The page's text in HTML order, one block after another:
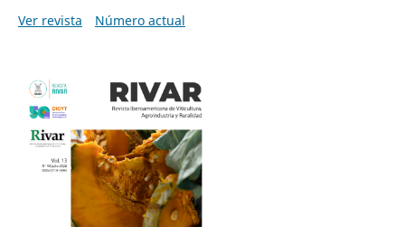
Ver revista
Número actual